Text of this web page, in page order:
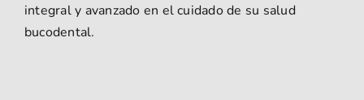
integral y avanzado en el cuidado de su salud
bucodental.